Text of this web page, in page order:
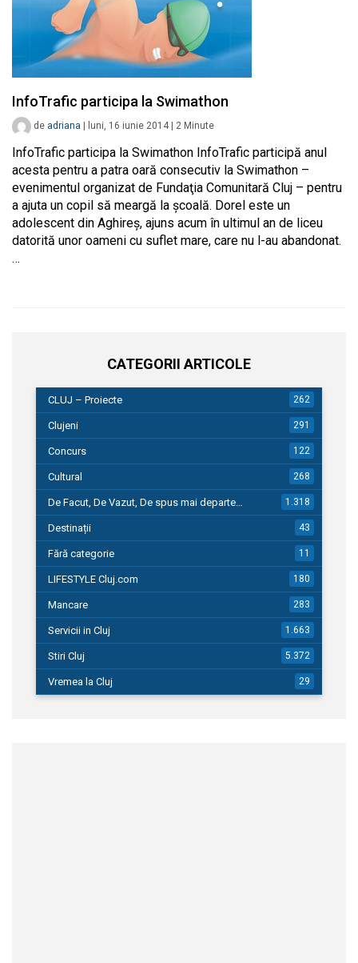
InfoTrafic participa la Swimathon
de adriana luni, 16 iunie 2014 2 Minute
InfoTrafic participa la Swimathon InfoTrafic participă anul
acesta pentru a patra oară consecutiv la Swimathon –
evenimentul organizat de Fundaţia Comunitară Cluj – pentru
a ajuta un copil să meargă la şcoală. Dorel este un
adolescent din Aghireş, ajuns acum în ultimul an de liceu
datorită unor oameni cu suflet mare, care nu l-au abandonat.
…
CATEGORII ARTICOLE
CLUJ – Proiecte 262
Clujeni 291
Concurs 122
Cultural 268
De Facut, De Vazut, De spus mai departe… 1.318
Destinații 43
Fără categorie 11
LIFESTYLE Cluj.com 180
Mancare 283
Servicii in Cluj 1.663
Stiri Cluj 5.372
Vremea la Cluj 29